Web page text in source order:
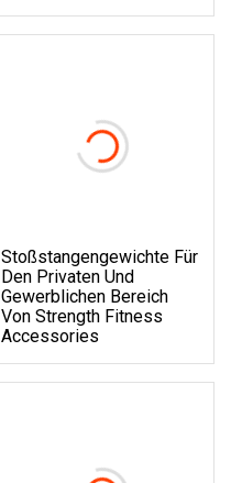
Stoßstangengewichte Für
Den Privaten Und
Gewerblichen Bereich
Von Strength Fitness
Accessories